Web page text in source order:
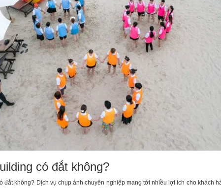
có đắt không?
đắt không? Dịch vụ chụp ảnh chuyên nghiệp mang tới nhiều lợi ích cho khách